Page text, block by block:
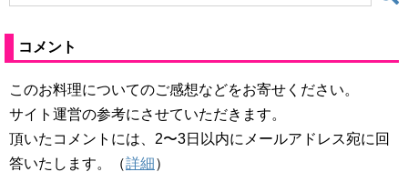
コメント
このお料理についてのご感想などをお寄せください。
サイト運営の参考にさせていただきます。
頂いたコメントには、2〜3日以内にメールアドレス宛に回
答いたします。（詳細）